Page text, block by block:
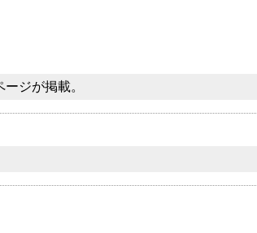
ジが掲載。